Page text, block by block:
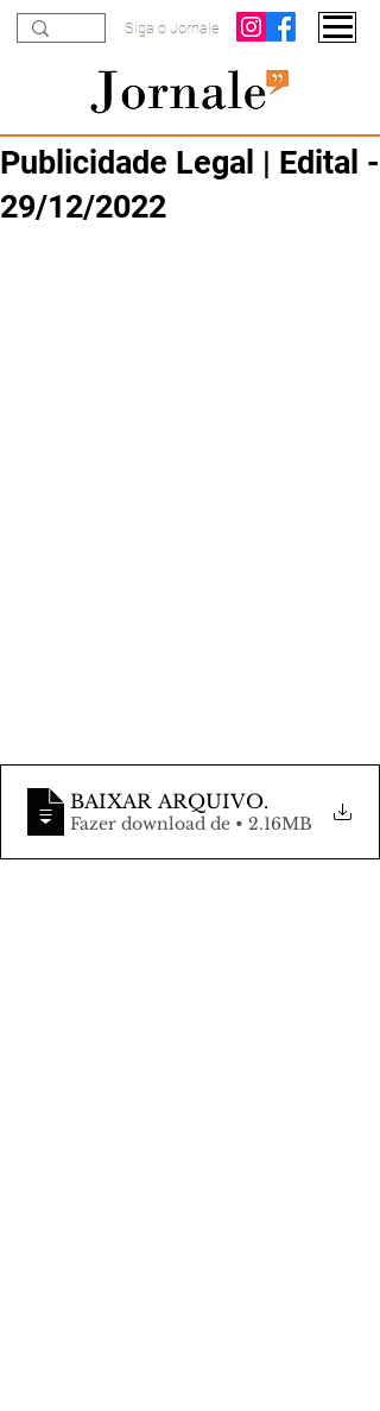
Siga o Jornale
Publicidade Legal | Edital -
29/12/2022
BAIXAR ARQUIVO.
Fazer download de • 2.16MB